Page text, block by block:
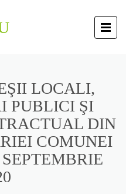
LOCALI,
PUBLICI ŞI
DIN
COMUNEI